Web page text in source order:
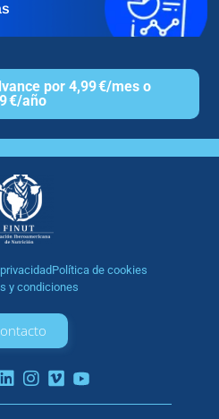
por 4,99 €/mes o
€/año
Política de cookies
y condiciones